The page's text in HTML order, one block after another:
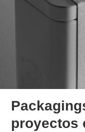
proyectos